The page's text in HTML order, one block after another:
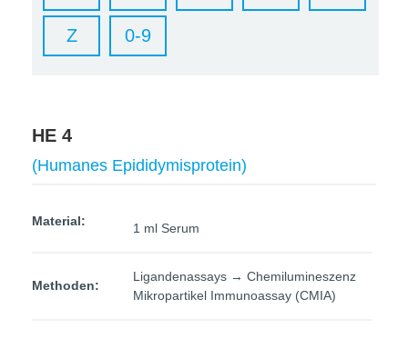
Z 0-9
HE 4
(Humanes Epididymisprotein)
Material: 1 ml Serum
Methoden:
Ligandenassays → Chemilumineszenz
Mikropartikel Immunoassay (CMIA)